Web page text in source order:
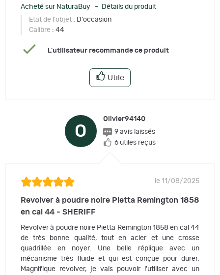
Acheté sur NaturaBuy – Détails du produit
Etat de l'objet : D'occasion
Calibre : 44
L'utilisateur recommande ce produit
Utile
O
Olivier94140
9 avis laissés
6 utiles reçus
le 11/08/2025
Revolver à poudre noire Pietta Remington 1858
en cal 44 - SHERIFF
Revolver à poudre noire Pietta Remington 1858 en cal 44
de très bonne qualité, tout en acier et une crosse
quadrillée en noyer. Une belle réplique avec un
mécanisme très fluide et qui est conçue pour durer.
Magnifique revolver, je vais pouvoir l'utiliser avec un